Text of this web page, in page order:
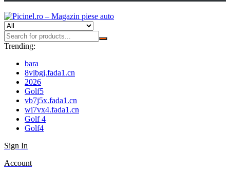
Trending:
bara
8vlbgj.fada1.cn
2026
Golf5
vb7j5x.fada1.cn
wi7vx4.fada1.cn
Golf 4
Golf4
Sign In
Account